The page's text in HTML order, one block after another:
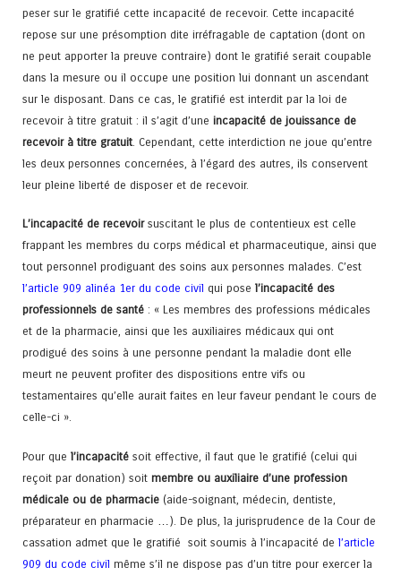
peser sur le gratifié cette incapacité de recevoir. Cette incapacité
repose sur une présomption dite irréfragable de captation (dont on
ne peut apporter la preuve contraire) dont le gratifié serait coupable
dans la mesure ou il occupe une position lui donnant un ascendant
sur le disposant. Dans ce cas, le gratifié est interdit par la loi de
recevoir à titre gratuit : il s’agit d’une incapacité de jouissance de
recevoir à titre gratuit. Cependant, cette interdiction ne joue qu’entre
les deux personnes concernées, à l’égard des autres, ils conservent
leur pleine liberté de disposer et de recevoir.
L’incapacité de recevoirsuscitant le plus de contentieux est celle
frappant les membres du corps médical et pharmaceutique, ainsi que
tout personnel prodiguant des soins aux personnes malades. C’est
l’article 909 alinéa 1er du code civil qui pose l’incapacité des
professionnels de santé : « Les membres des professions médicales
et de la pharmacie, ainsi que les auxiliaires médicaux qui ont
prodigué des soins à une personne pendant la maladie dont elle
meurt ne peuvent profiter des dispositions entre vifs ou
testamentaires qu’elle aurait faites en leur faveur pendant le cours de
celle-ci ».
Pour que l’incapacité soit effective, il faut que le gratifié (celui qui
reçoit par donation) soit membre ou auxiliaire d’une profession
médicale ou de pharmacie (aide-soignant, médecin, dentiste,
préparateur en pharmacie …). De plus, la jurisprudence de la Cour de
cassation admet que le gratifié soit soumis à l’incapacité de l’article
909 du code civil même s’il ne dispose pas d’un titre pour exercer la